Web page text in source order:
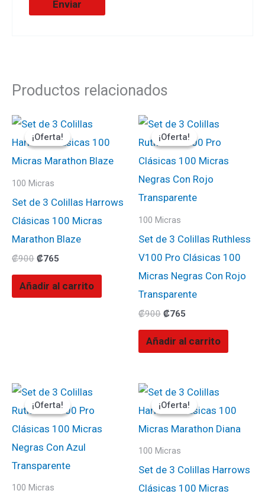
Productos relacionados
¡Oferta!
¡Oferta!
100 Micras
Set de 3 Colillas Harrows
Clásicas 100 Micras
Marathon Blaze
₡900
El
precio
original
₡900.
₡765
El
precio
actual
₡765.
Añadir al carrito
¡Oferta!
¡Oferta!
100 Micras
Set de 3 Colillas Ruthless
V100 Pro Clásicas 100
Micras Negras Con Rojo
Transparente
₡900
El
precio
original
₡900.
₡765
El
precio
actual
₡765.
Añadir al carrito
¡Oferta!
¡Oferta!
100 Micras
El
precio
original
₡900.
El
precio
actual
₡765.
¡Oferta!
¡Oferta!
100 Micras
Set de 3 Colillas Harrows
Clásicas 100 Micras
El
precio
original
₡900.
El
precio
actual
₡765.